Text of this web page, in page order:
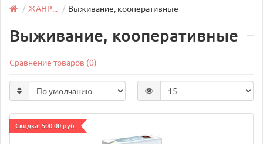
ЖАНР... Выживание, кооперативные
Выживание, кооперативные
Сравнение товаров (0)
Cкидка: 500.00 руб.